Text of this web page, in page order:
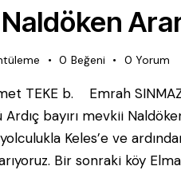
0 Beğeni 0 Yorum
TEKE b. Emrah
Ardıç bayırı mevkii
Keles’e ve
Bir sonraki köy